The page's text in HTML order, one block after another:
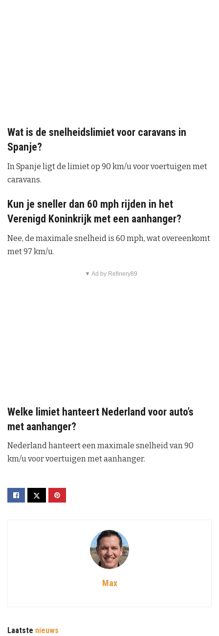
Wat is de snelheidslimiet voor caravans in
Spanje?
In Spanje ligt de limiet op 90 km/u voor voertuigen met
caravans.
Kun je sneller dan 60 mph rijden in het
Verenigd Koninkrijk met een aanhanger?
Nee, de maximale snelheid is 60 mph, wat overeenkomt
met 97 km/u.
▼ Ad by Refinery89
Welke limiet hanteert Nederland voor auto’s
met aanhanger?
Nederland hanteert een maximale snelheid van 90
km/u voor voertuigen met aanhanger.
Max
Laatste nieuws